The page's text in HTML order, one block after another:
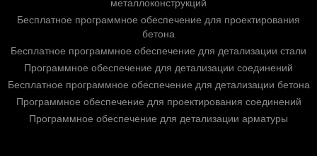
металлоконструкций
Бесплатное программное обеспечение для проектирования
бетона
Бесплатное программное обеспечение для детализации стали
Программное обеспечение для детализации соединений
Бесплатное программное обеспечение для детализации бетона
Программное обеспечение для проектирования соединений
Программное обеспечение для детализации арматуры